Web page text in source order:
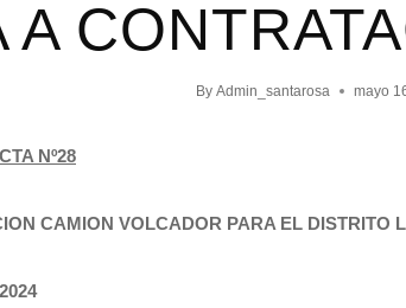
A
By Admin_santarosa mayo
Nº28
CAMION VOLCADOR PARA EL DISTRITO